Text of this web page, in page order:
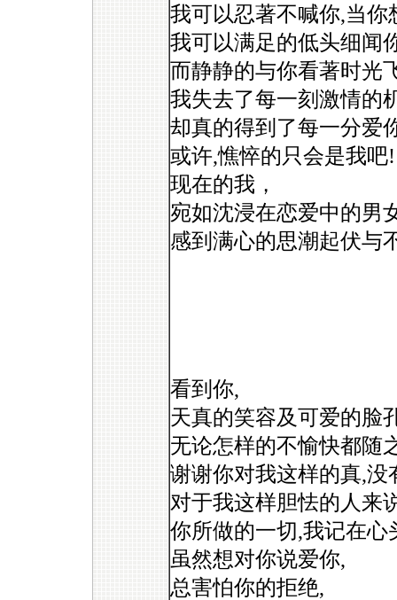
我可以忍著不喊你,当你
我可以满足的低头细闻
而静静的与你看著时光
我失去了每一刻激情的
却真的得到了每一分爱
或许,憔悴的只会是我吧!
现在的我，
宛如沈浸在恋爱中的男
感到满心的思潮起伏与
看到你,
天真的笑容及可爱的脸
无论怎样的不愉快都随
谢谢你对我这样的真,没
对于我这样胆怯的人来
你所做的一切,我记在心
虽然想对你说爱你,
总害怕你的拒绝,